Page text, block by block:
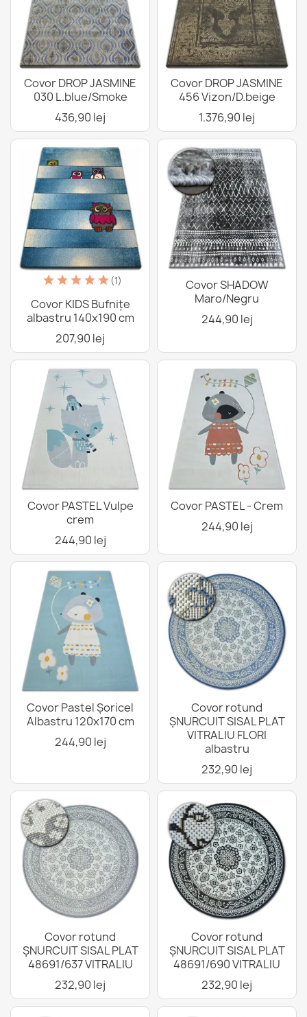
Covor DROP JASMINE
030 L.blue/Smoke
436,90 lej
Covor DROP JASMINE
456 Vizon/D.beige
1.376,90 lej
(1)
Covor KIDS Bufnițe
albastru 140x190 cm
207,90 lej
Covor SHADOW
Maro/Negru
244,90 lej
Covor PASTEL Vulpe
crem
244,90 lej
Covor PASTEL - Crem
244,90 lej
Covor Pastel Șoricel
Albastru 120x170 cm
244,90 lej
Covor rotund
ȘNURCUIT SISAL PLAT
VITRALIU FLORI
albastru
232,90 lej
Covor rotund
ȘNURCUIT SISAL PLAT
48691/637 VITRALIU
232,90 lej
Covor rotund
ȘNURCUIT SISAL PLAT
48691/690 VITRALIU
232,90 lej